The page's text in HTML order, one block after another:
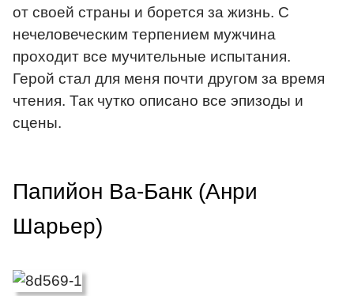
от своей страны и борется за жизнь. С
нечеловеческим терпением мужчина
проходит все мучительные испытания.
Герой стал для меня почти другом за время
чтения. Так чутко описано все эпизоды и
сцены.
Папийон Ва-Банк (Анри
Шарьер)